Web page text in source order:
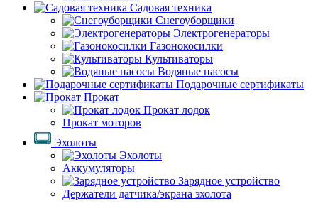
Садовая техника
Снегоуборщики
Электрогенераторы
Газонокосилки
Культиваторы
Водяные насосы
Подарочные сертификаты
Прокат
Прокат лодок
Прокат моторов
Эхолоты
Эхолоты
Аккумуляторы
Зарядное устройство
Держатели датчика/экрана эхолота